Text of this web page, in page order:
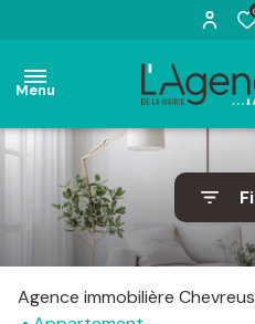
Menu
accueil
ventes
appartements
maisons
locations
maisons
appartements
Agence immobilière